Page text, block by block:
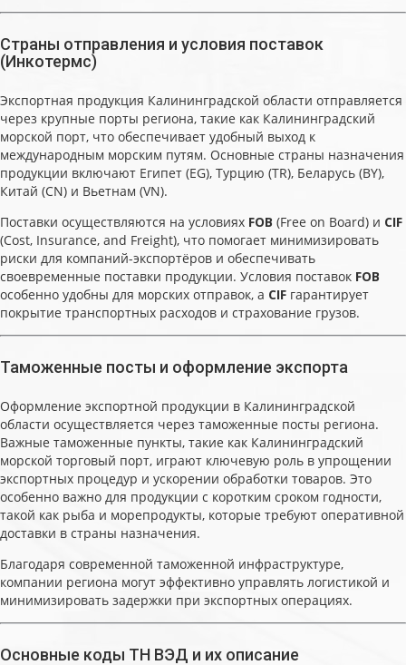
Страны отправления и условия поставок
(Инкотермс)
Экспортная продукция Калининградской области отправляется
через крупные порты региона, такие как Калининградский
морской порт, что обеспечивает удобный выход к
международным морским путям. Основные страны назначения
продукции включают Египет (EG), Турцию (TR), Беларусь (BY),
Китай (CN) и Вьетнам (VN).
Поставки осуществляются на условиях FOB (Free on Board) и CIF
(Cost, Insurance, and Freight), что помогает минимизировать
риски для компаний-экспортёров и обеспечивать
своевременные поставки продукции. Условия поставок FOB
особенно удобны для морских отправок, а CIF гарантирует
покрытие транспортных расходов и страхование грузов.
Таможенные посты и оформление экспорта
Оформление экспортной продукции в Калининградской
области осуществляется через таможенные посты региона.
Важные таможенные пункты, такие как Калининградский
морской торговый порт, играют ключевую роль в упрощении
экспортных процедур и ускорении обработки товаров. Это
особенно важно для продукции с коротким сроком годности,
такой как рыба и морепродукты, которые требуют оперативной
доставки в страны назначения.
Благодаря современной таможенной инфраструктуре,
компании региона могут эффективно управлять логистикой и
минимизировать задержки при экспортных операциях.
Основные коды ТН ВЭД и их описание